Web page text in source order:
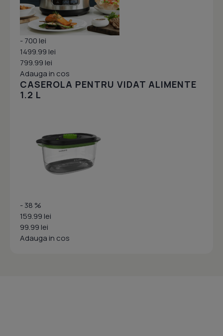
- 700 lei
1499.99 lei
799.99 lei
Adauga in cos
CASEROLA PENTRU VIDAT ALIMENTE
1.2 L
- 38 %
159.99 lei
99.99 lei
Adauga in cos